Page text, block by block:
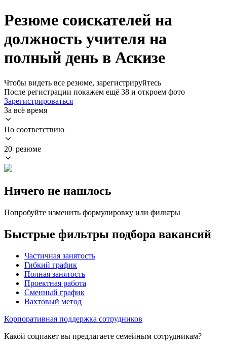
Резюме соискателей на
должность учителя на
полный день в Аскизе
Чтобы видеть все резюме, зарегистрируйтесь
После регистрации покажем ещё 38 и откроем фото
Зарегистрироваться
За всё время
По соответствию
20 резюме
Ничего не нашлось
Попробуйте изменить формулировку или фильтры
Быстрые фильтры подбора вакансий
Частичная занятость
Гибкий график
Полная занятость
Проектная работа
Сменный график
Вахтовый метод
Корпоративная поддержка сотрудников
Какой соцпакет вы предлагаете семейным сотрудникам?